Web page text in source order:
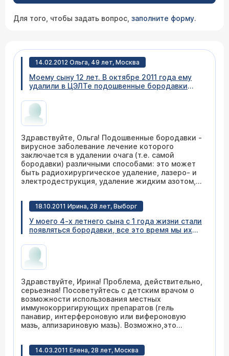
Для того, чтобы задать вопрос, заполните форму.
14.02.2012 Ольга, 49 лет, Москва
Моему сыну 12 лет. В октябре 2011 года ему
удалили в ЦЭЛТе подошвенные бородавки
стали увеличиваться в размере. По
рекомендации врача смазывали средством
"Дуофилм", но положительного результата нет.
хочет. Подскажите, есть ли еще возможные
варианты или немного подождать.
Здравствуйте, Ольга! Подошвенные бородавки -
вирусное заболевание лечение которого
заключается в удалении очага (т.е. самой
бородавки) различными способами: это может
быть радиохирургическое удаление, лазеро- и
электродеструкция, удаление жидким азотом,
иногда удаление сочетают с использованием
сегодняшний день в мире нет препарата,
который бы мог уничтожить вирус. И, к
методов не дает 100% гарантии излеченности от
данного недуга. В редких случаях бородавки
могут самопроизвольно исчезать. Учитывая этот
факт Вы можете подождать, однако, если
замечаете прогрессирование процесса, то
медлить с лечением не стоит. Удалить
образования можно под наркозом.
18.10.2011 Ирина, 28 лет, Выборг
У моего 4-х летнего сына с 1 года жизни стали
появляться бородавки, все это время мы их
и жидким азотом, но к сожалению они
разрастаются все больше, сейчас уже и на
лице... Подскажите пожалуйста есть ли
Здравствуйте, Ирина! Проблема, действительно,
серьезная! Посоветуйтесь с детским врачом о
возможности использования местных
иммунокорригирующих препаратов (гель
панавир, интерфероновую или вифероновую
мазь, алпизариновую мазь). Возможно,это
14.03.2011 Елена, 28 лет, Москва